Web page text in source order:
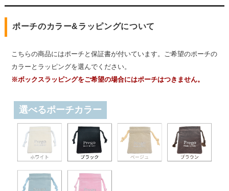
ポーチのカラー&ラッピングについて
こちらの商品にはポーチと保証書が付いています。ご希望のポーチの
カラーとラッピングを選んでください。
※ボックスラッピングをご希望の場合にはポーチはつきません。
選べるポーチカラー